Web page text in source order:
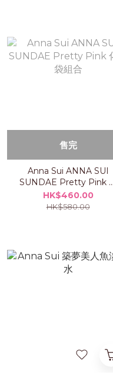
售完
Anna Sui ANNA SUI
SUNDAE Pretty Pink 化
妝袋組合
HK$460.00
HK$580.00